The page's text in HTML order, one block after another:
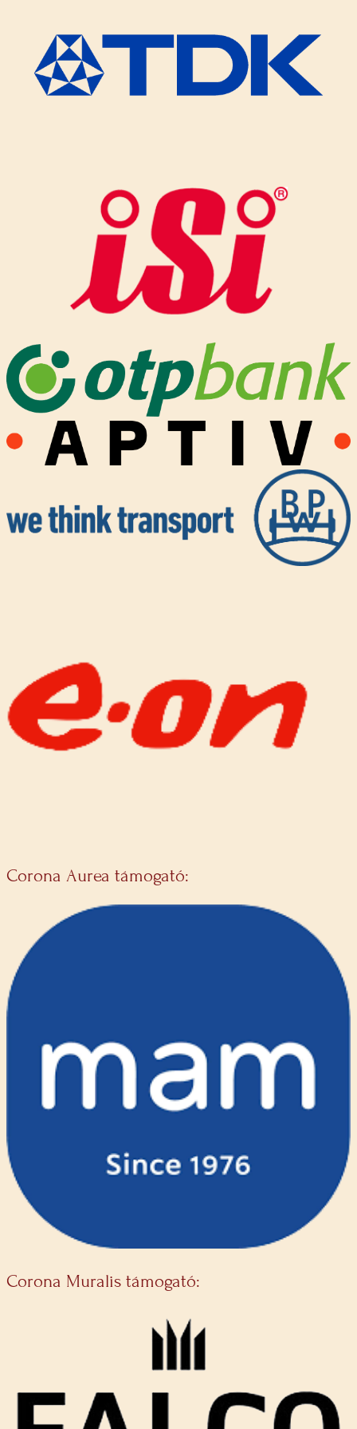
Corona Aurea támogató:
Corona Muralis támogató: